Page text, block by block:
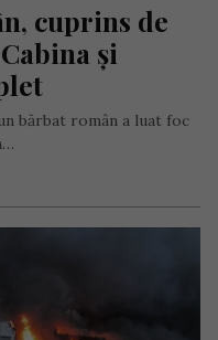
cuprins de
și
bărbat român a luat foc